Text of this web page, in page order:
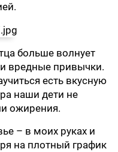
больше волнует
вредные привычки.
есть вкусную
наши дети не
ожирения.
– в моих руках и
на плотный график